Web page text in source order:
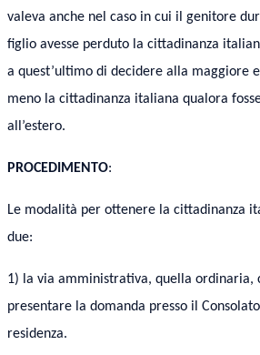
valeva anche nel caso in cui il genitore
figlio avesse perduto la cittadinanza
a quest’ultimo di decidere alla maggiore
meno la cittadinanza italiana qualora
all’estero.
PROCEDIMENTO:
Le modalità per ottenere la cittadinanza
due:
1) la via amministrativa, quella ordinaria,
presentare la domanda presso il
residenza.